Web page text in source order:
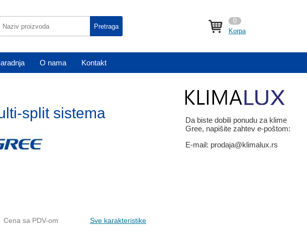
Pretraga
0
Korpa
O nama Kontakt
split sistema
Cena sa PDV-om Sve karakteristike
Da biste dobili ponudu za klime
Gree, napišite zahtev e-poštom:
E-mail: prodaja@klimalux.rs